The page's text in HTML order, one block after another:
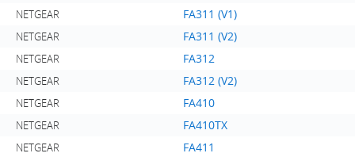
NETGEAR FA311 (V1)
NETGEAR FA311 (V2)
NETGEAR FA312
NETGEAR FA312 (V2)
NETGEAR FA410
NETGEAR FA410TX
NETGEAR FA411